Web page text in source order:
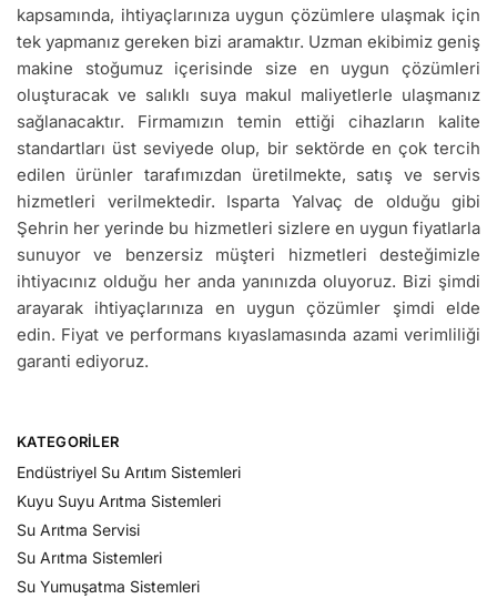
kapsamında, ihtiyaçlarınıza uygun çözümlere ulaşmak için
tek yapmanız gereken bizi aramaktır. Uzman ekibimiz geniş
makine stoğumuz içerisinde size en uygun çözümleri
oluşturacak ve salıklı suya makul maliyetlerle ulaşmanız
sağlanacaktır. Firmamızın temin ettiği cihazların kalite
standartları üst seviyede olup, bir sektörde en çok tercih
edilen ürünler tarafımızdan üretilmekte, satış ve servis
hizmetleri verilmektedir. Isparta Yalvaç de olduğu gibi
Şehrin her yerinde bu hizmetleri sizlere en uygun fiyatlarla
sunuyor ve benzersiz müşteri hizmetleri desteğimizle
ihtiyacınız olduğu her anda yanınızda oluyoruz. Bizi şimdi
arayarak ihtiyaçlarınıza en uygun çözümler şimdi elde
edin. Fiyat ve performans kıyaslamasında azami verimliliği
garanti ediyoruz.
KATEGORILER
Endüstriyel Su Arıtım Sistemleri
Kuyu Suyu Arıtma Sistemleri
Su Arıtma Servisi
Su Arıtma Sistemleri
Su Yumuşatma Sistemleri